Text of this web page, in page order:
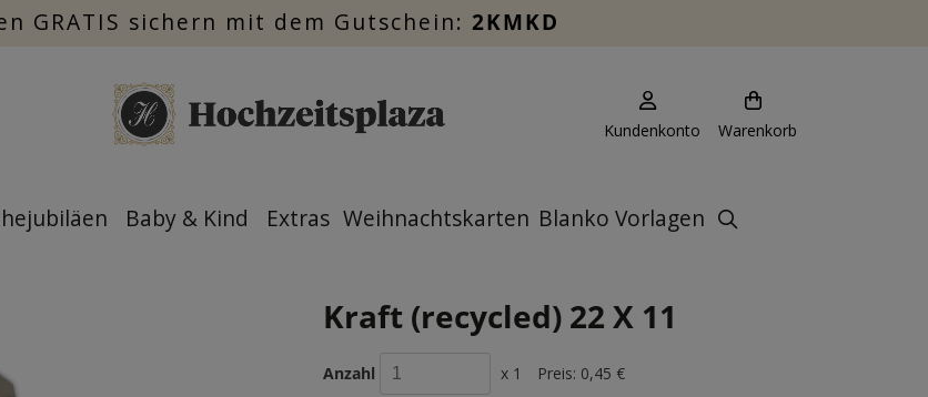
GRATIS sichern mit dem Gutschein: 2KMKD
Kundenkonto Warenkorb
Baby & Kind Extras Weihnachtskarten Blanko Vorlagen
Kraft (recycled) 22 X 11
Anzahl x 1 Preis: 0,45 €